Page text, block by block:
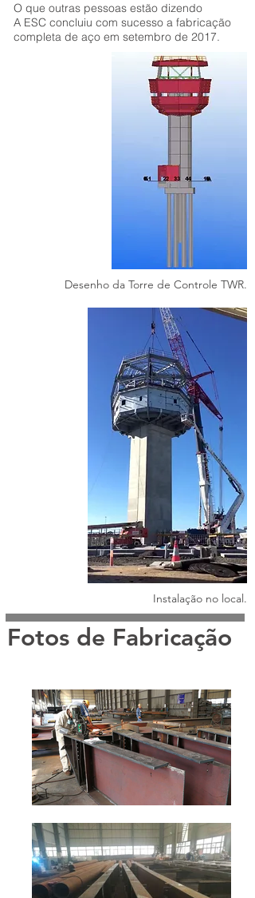
O que outras pessoas estão dizendo
A ESC concluiu com sucesso a fabricação
completa de aço em setembro de 2017.
Desenho da Torre de Controle TWR.
Instalação no local.
Fotos de Fabricação